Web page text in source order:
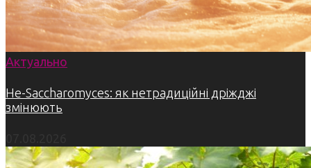
Актуально
Не-Saccharomyces: як нетрадиційні дріжджі
змінюють